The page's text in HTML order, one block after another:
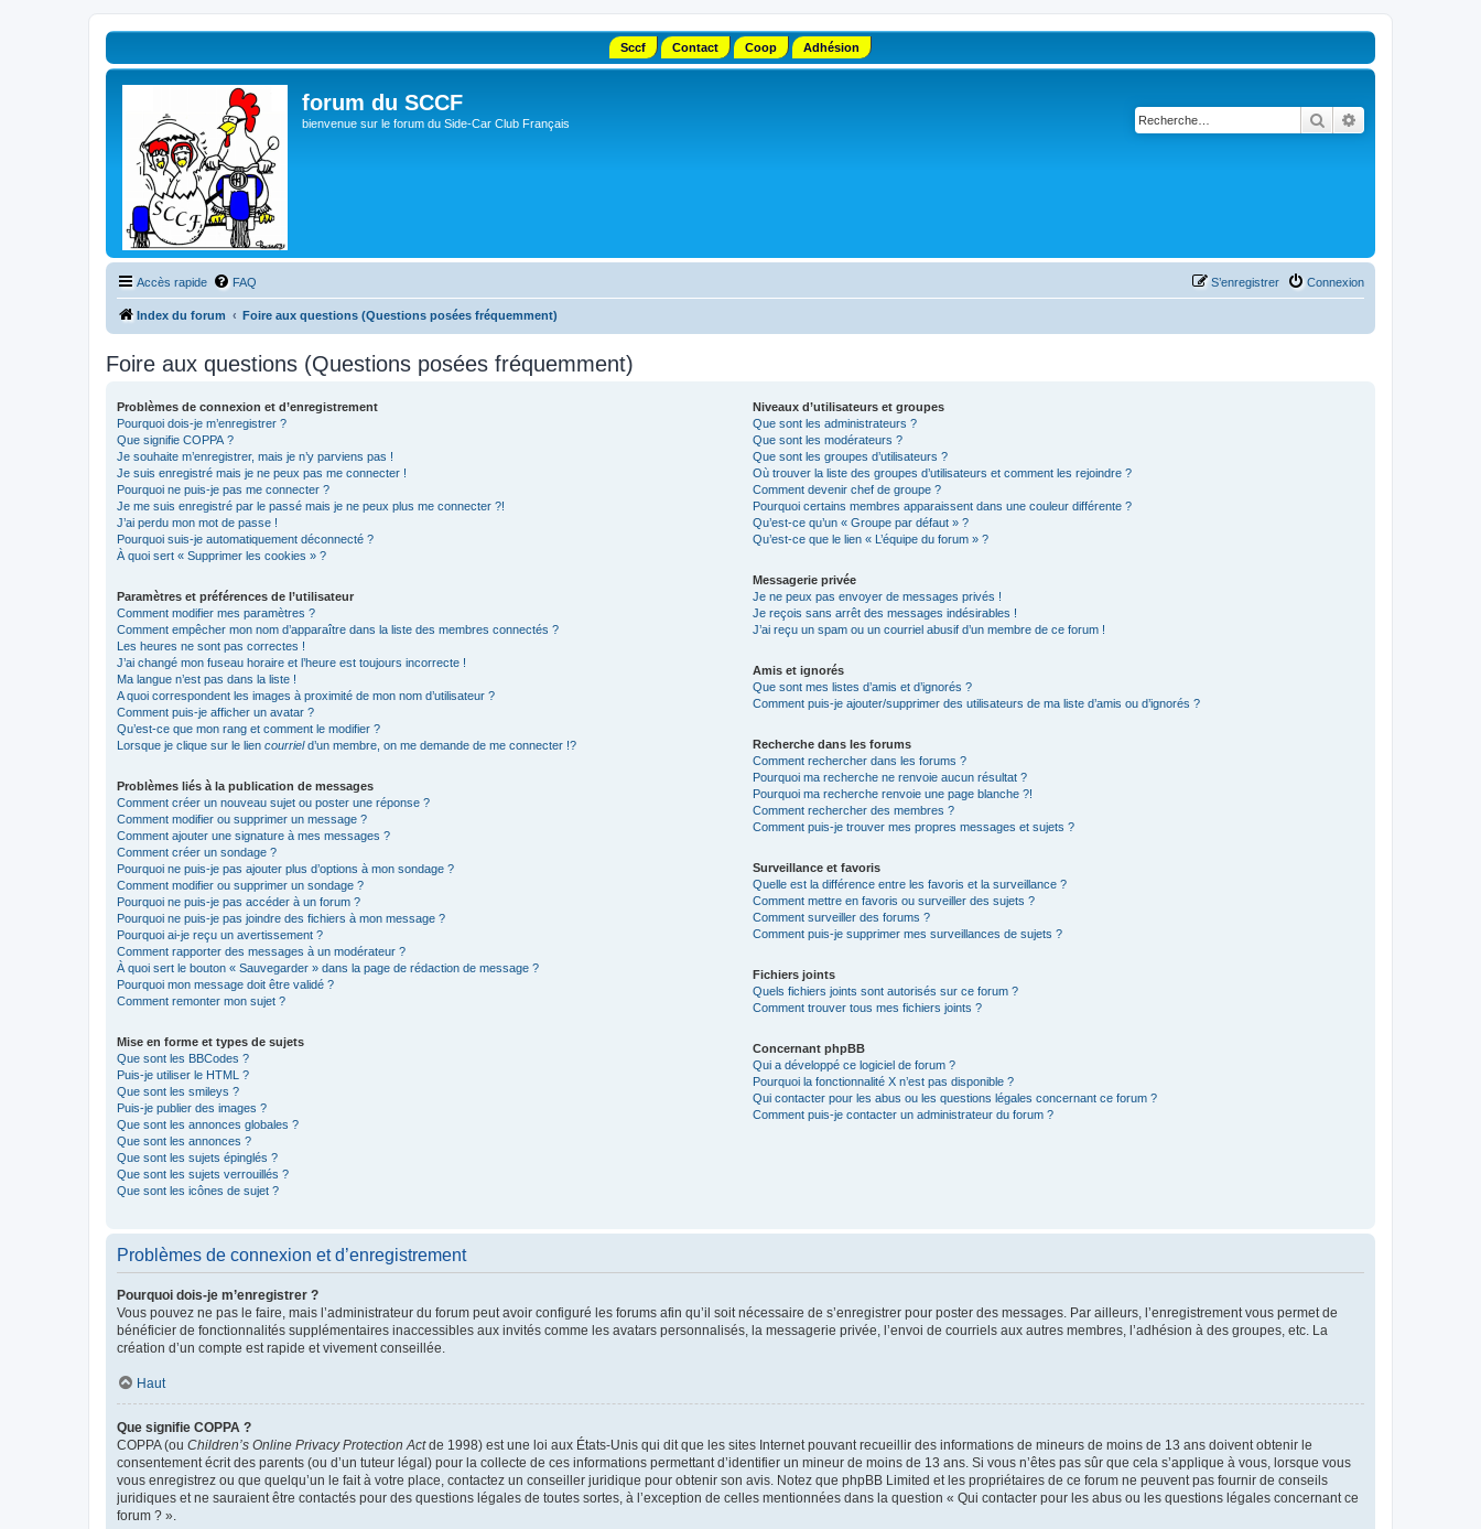
Sccf Contact Coop Adhésion
forum du SCCF
bienvenue sur le forum du Side-Car Club Français Rechercher
Accès rapide FAQ Connexion
S’enregistrer
Index du forum Foire aux questions (Questions posées fréquemment)
Foire aux questions (Questions posées fréquemment)
Problèmes de connexion et d’enregistrement
Pourquoi dois-je m’enregistrer ?
Que signifie COPPA ?
Je souhaite m’enregistrer, mais je n’y parviens pas !
Je suis enregistré mais je ne peux pas me connecter !
Pourquoi ne puis-je pas me connecter ?
Je me suis enregistré par le passé mais je ne peux plus me connecter ?!
J’ai perdu mon mot de passe !
Pourquoi suis-je automatiquement déconnecté ?
À quoi sert « Supprimer les cookies » ?
Paramètres et préférences de l’utilisateur
Comment modifier mes paramètres ?
Comment empêcher mon nom d’apparaître dans la liste des membres connectés ?
Les heures ne sont pas correctes !
J’ai changé mon fuseau horaire et l’heure est toujours incorrecte !
Ma langue n’est pas dans la liste !
A quoi correspondent les images à proximité de mon nom d’utilisateur ?
Comment puis-je afficher un avatar ?
Qu’est-ce que mon rang et comment le modifier ?
Lorsque je clique sur le lien courrield’un membre, on me demande de me connecter !?
Problèmes liés à la publication de messages
Comment créer un nouveau sujet ou poster une réponse ?
Comment modifier ou supprimer un message ?
Comment ajouter une signature à mes messages ?
Comment créer un sondage ?
Pourquoi ne puis-je pas ajouter plus d’options à mon sondage ?
Comment modifier ou supprimer un sondage ?
Pourquoi ne puis-je pas accéder à un forum ?
Pourquoi ne puis-je pas joindre des fichiers à mon message ?
Pourquoi ai-je reçu un avertissement ?
Comment rapporter des messages à un modérateur ?
À quoi sert le bouton « Sauvegarder » dans la page de rédaction de message ?
Pourquoi mon message doit être validé ?
Comment remonter mon sujet ?
Mise en forme et types de sujets
Que sont les BBCodes ?
Puis-je utiliser le HTML ?
Que sont les smileys ?
Puis-je publier des images ?
Que sont les annonces globales ?
Que sont les annonces ?
Que sont les sujets épinglés ?
Que sont les sujets verrouillés ?
Que sont les icônes de sujet ?
Niveaux d’utilisateurs et groupes
Que sont les administrateurs ?
Que sont les modérateurs ?
Que sont les groupes d’utilisateurs ?
Où trouver la liste des groupes d’utilisateurs et comment les rejoindre ?
Comment devenir chef de groupe ?
Pourquoi certains membres apparaissent dans une couleur différente ?
Qu’est-ce qu’un « Groupe par défaut » ?
Qu’est-ce que le lien « L’équipe du forum » ?
Messagerie privée
Je ne peux pas envoyer de messages privés !
Je reçois sans arrêt des messages indésirables !
J’ai reçu un spam ou un courriel abusif d’un membre de ce forum !
Amis et ignorés
Que sont mes listes d’amis et d’ignorés ?
Comment puis-je ajouter/supprimer des utilisateurs de ma liste d’amis ou d’ignorés ?
Recherche dans les forums
Comment rechercher dans les forums ?
Pourquoi ma recherche ne renvoie aucun résultat ?
Pourquoi ma recherche renvoie une page blanche ?!
Comment rechercher des membres ?
Comment puis-je trouver mes propres messages et sujets ?
Surveillance et favoris
Quelle est la différence entre les favoris et la surveillance ?
Comment mettre en favoris ou surveiller des sujets ?
Comment surveiller des forums ?
Comment puis-je supprimer mes surveillances de sujets ?
Fichiers joints
Quels fichiers joints sont autorisés sur ce forum ?
Comment trouver tous mes fichiers joints ?
Concernant phpBB
Qui a développé ce logiciel de forum ?
Pourquoi la fonctionnalité X n’est pas disponible ?
Qui contacter pour les abus ou les questions légales concernant ce forum ?
Comment puis-je contacter un administrateur du forum ?
Problèmes de connexion et d’enregistrement
Pourquoi dois-je m’enregistrer ?
Vous pouvez ne pas le faire, mais l’administrateur du forum peut avoir configuré les forums afin qu’il soit nécessaire de s’enregistrer pour poster des messages. Par ailleurs, l’enregistrement vous permet de
bénéficier de fonctionnalités supplémentaires inaccessibles aux invités comme les avatars personnalisés, la messagerie privée, l’envoi de courriels aux autres membres, l’adhésion à des groupes, etc. La
création d’un compte est rapide et vivement conseillée.
Haut
Que signifie COPPA ?
COPPA (ou Children’s Online Privacy Protection Actde 1998) est une loi aux États-Unis qui dit que les sites Internet pouvant recueillir des informations de mineurs de moins de 13 ans doivent obtenir le
consentement écrit des parents (ou d’un tuteur légal) pour la collecte de ces informations permettant d’identifier un mineur de moins de 13 ans. Si vous n’êtes pas sûr que cela s’applique à vous, lorsque vous
vous enregistrez ou que quelqu’un le fait à votre place, contactez un conseiller juridique pour obtenir son avis. Notez que phpBB Limited et les propriétaires de ce forum ne peuvent pas fournir de conseils
juridiques et ne sauraient être contactés pour des questions légales de toutes sortes, à l’exception de celles mentionnées dans la question « Qui contacter pour les abus ou les questions légales concernant ce
forum ? ».